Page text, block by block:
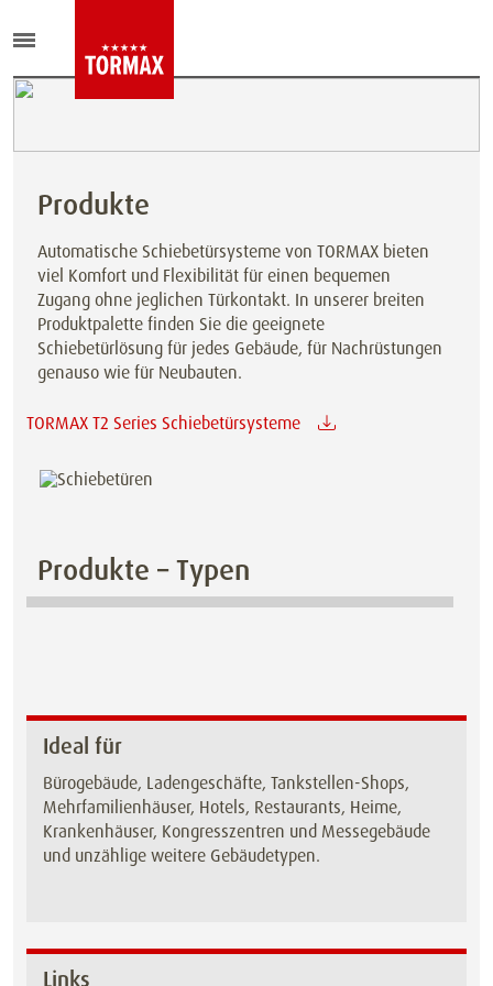
Produkte
Automatische Schiebetürsysteme von TORMAX bieten
viel Komfort und Flexibilität für einen bequemen
Zugang ohne jeglichen Türkontakt. In unserer breiten
Produktpalette finden Sie die geeignete
Schiebetürlösung für jedes Gebäude, für Nachrüstungen
genauso wie für Neubauten.
TORMAX T2 Series Schiebetürsysteme
Produkte – Typen
Ideal für
Bürogebäude, Ladengeschäfte, Tankstellen-Shops,
Mehrfamilienhäuser, Hotels, Restaurants, Heime,
Krankenhäuser, Kongresszentren und Messegebäude
und unzählige weitere Gebäudetypen.
Links